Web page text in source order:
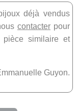
déjà vendus
contacter pour
pièce similaire et
Guyon.